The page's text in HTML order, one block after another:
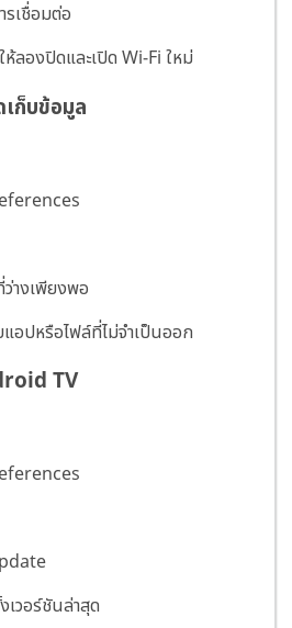
รเชื่อมต่อ
ห้ลองปิดและเปิด Wi-Fi ใหม่
ก็บข้อมูล
างเพียงพอ
อปหรือไฟล์ที่ไม่จำเป็นออก
TV
เวอร์ชันล่าสุด